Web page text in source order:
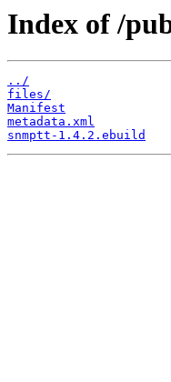
Index of /
../
files/
Manifest
metadata.xml
snmptt-1.4.2.ebuild